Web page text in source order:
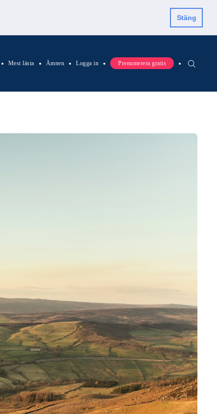
Stäng
Mest lästa Ämnen Logga in Prenumerera gratis